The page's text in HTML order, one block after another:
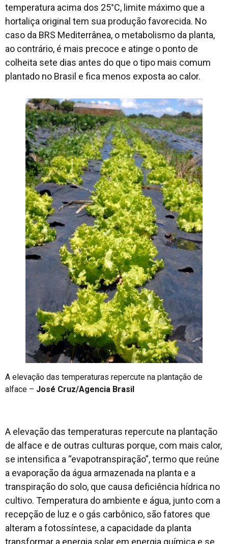
temperatura acima dos 25°C, limite máximo que a
hortaliça original tem sua produção favorecida. No
caso da BRS Mediterrânea, o metabolismo da planta,
ao contrário, é mais precoce e atinge o ponto de
colheita sete dias antes do que o tipo mais comum
plantado no Brasil e fica menos exposta ao calor.
A elevação das temperaturas repercute na plantação de
alface – José Cruz/Agencia Brasil
A elevação das temperaturas repercute na plantação
de alface e de outras culturas porque, com mais calor,
se intensifica a “evapotranspiração”, termo que reúne
a evaporação da água armazenada na planta e a
transpiração do solo, que causa deficiência hídrica no
cultivo. Temperatura do ambiente e água, junto com a
recepção de luz e o gás carbônico, são fatores que
alteram a fotossíntese, a capacidade da planta
transformar a energia solar em energia química e se